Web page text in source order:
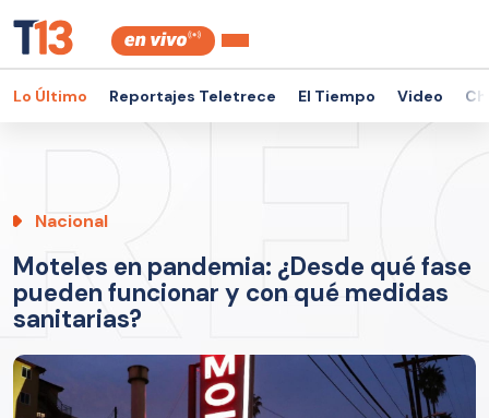
Lo Último Reportajes Teletrece El Tiempo Video
Nacional
Moteles en pandemia: ¿Desde qué fase
pueden funcionar y con qué medidas
sanitarias?